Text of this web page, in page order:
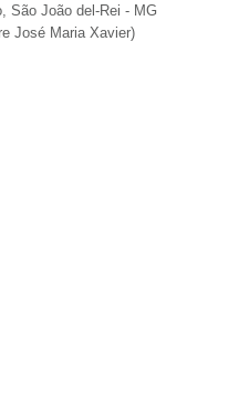
São João del-Rei - MG
José Maria Xavier)